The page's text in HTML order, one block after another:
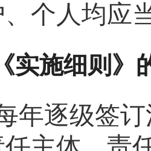
个人均应
《实施细则》
年逐级签